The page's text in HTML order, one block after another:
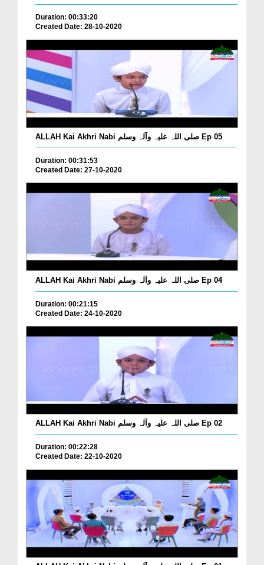
Duration: 00:33:20
Created Date: 28-10-2020
ALLAH Kai Akhri Nabi صلی اللہ علیہ وآلہ وسلم Ep 05
Duration: 00:31:53
Created Date: 27-10-2020
ALLAH Kai Akhri Nabi صلی اللہ علیہ وآلہ وسلم Ep 04
Duration: 00:21:15
Created Date: 24-10-2020
ALLAH Kai Akhri Nabi صلی اللہ علیہ وآلہ وسلم Ep 02
Duration: 00:22:28
Created Date: 22-10-2020